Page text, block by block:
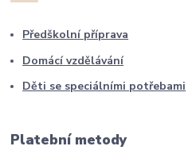
Předškolní příprava
Domácí vzdělávání
Děti se speciálními potřebami
Platební metody